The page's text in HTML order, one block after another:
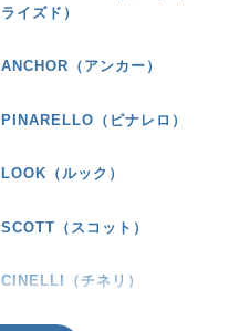
ライズド）
ANCHOR（アンカー）
PINARELLO（ピナレロ）
LOOK（ルック）
SCOTT（スコット）
CINELLI（チネリ）